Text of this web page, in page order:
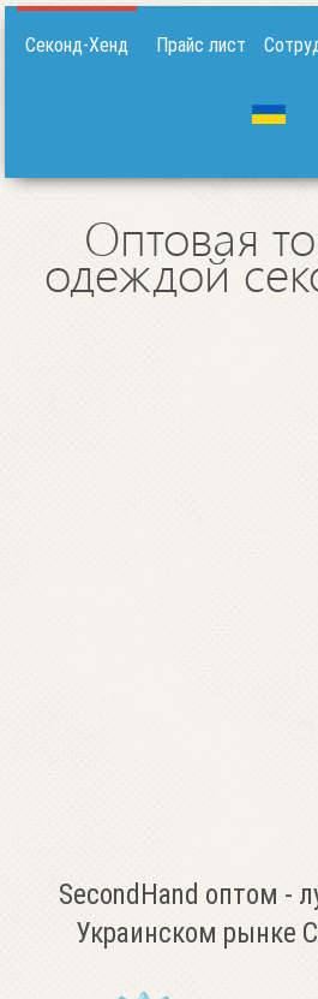
Секонд-Хенд Прайс лист
Оптовая
одеждой
SecondHand оптом -
Украинском рынке